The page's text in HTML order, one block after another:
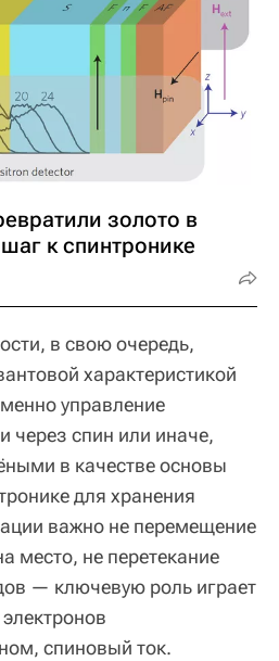
золото в
к спинтронике
в свою очередь,
характеристикой
управление
через спин или иначе,
в качестве основы
для хранения
важно не перемещение
место, не перетекание
— ключевую роль играет
спиновый ток.